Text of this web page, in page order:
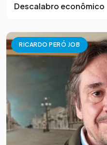
Descalabro econômico
RICARDO PERÓ JOB